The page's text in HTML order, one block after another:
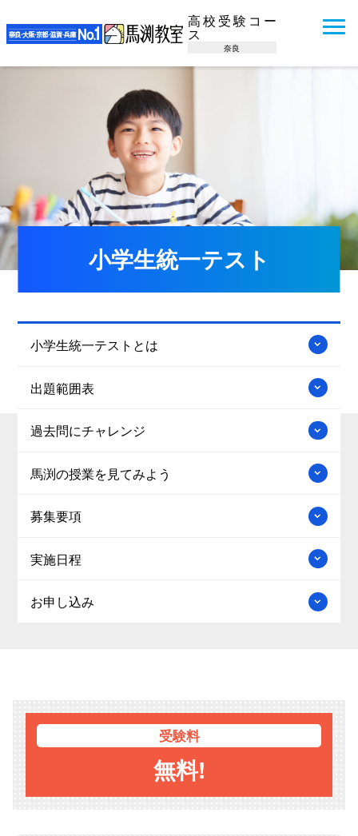
高校受験コー
ス
奈良
小学生統一テスト
小学生統一テストとは
出題範囲表
過去問にチャレンジ
馬渕の授業を見てみよう
募集要項
実施日程
お申し込み
受験料
無料!